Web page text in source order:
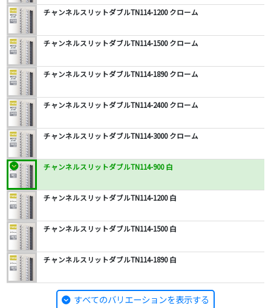
チャンネルスリットダブルTN114-1200 クローム
チャンネルスリットダブルTN114-1500 クローム
チャンネルスリットダブルTN114-1890 クローム
チャンネルスリットダブルTN114-2400 クローム
チャンネルスリットダブルTN114-3000 クローム
チャンネルスリットダブルTN114-900 白
チャンネルスリットダブルTN114-1200 白
チャンネルスリットダブルTN114-1500 白
チャンネルスリットダブルTN114-1890 白
すべてのバリエーションを表示する